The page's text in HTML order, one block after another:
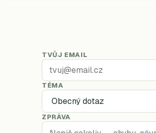
TVŮJ EMAIL
TÉMA
ZPRÁVA